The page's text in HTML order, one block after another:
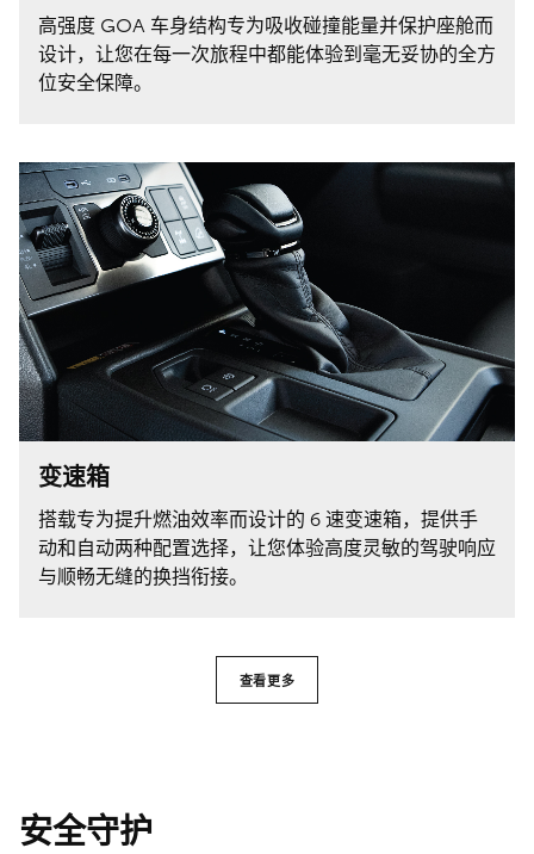
高强度 GOA 车身结构专为吸收碰撞能量并保护座舱而
设计，让您在每一次旅程中都能体验到毫无妥协的全方
位安全保障。
变速箱
搭载专为提升燃油效率而设计的 6 速变速箱，提供手
动和自动两种配置选择，让您体验高度灵敏的驾驶响应
与顺畅无缝的换挡衔接。
查看更多
安全守护